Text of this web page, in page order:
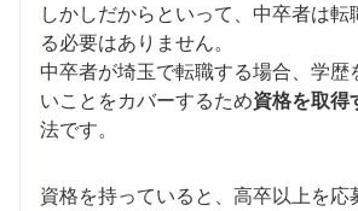
しかしだからといって、中卒者は転
る必要はありません。
中卒者が埼玉で転職する場合、学歴
いことをカバーするため資格を取得
法です。
資格を持っていると、高卒以上を応